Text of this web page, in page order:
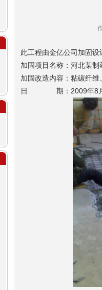
此工程由金亿公司加固设
加固项目名称：河北某制
加固改造内容：粘碳纤
日 期：2009年8